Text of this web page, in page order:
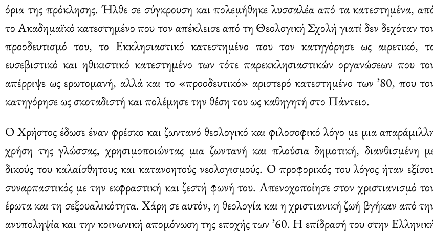
όρια της πρόκλησης. Ήλθε σε σύγκρουση και πολεμήθηκε λυσσαλέα από τα κατεστημένα,
το Ακαδημαϊκό κατεστημένο που τον απέκλεισε από τη Θεολογική Σχολή γιατί δεν δεχόταν
προοδευτισμό του, το Εκκλησιαστικό κατεστημένο που τον κατηγόρησε ως αιρετικό,
ευσεβιστικό και ηθικιστικό κατεστημένο των τότε παρεκκλησιαστικών οργανώσεων που
απέρριψε ως ερωτομανή, αλλά και το «προοδευτικό» αριστερό κατεστημένο των ʼ80, που
κατηγόρησε ως σκοταδιστή και πολέμησε την θέση του ως καθηγητή στο Πάντειο.
Ο Χρήστος έδωσε έναν φρέσκο και ζωντανό θεολογικό και φιλοσοφικό λόγο με μια
χρήση της γλώσσας, χρησιμοποιώντας μια ζωντανή και πλούσια δημοτική, διανθισμένη
δικούς του καλαίσθητους και κατανοητούς νεολογισμούς. Ο προφορικός του λόγος ήταν
συναρπαστικός με την εκφραστική και ζεστή φωνή του. Απενοχοποίησε στον χριστιανισμό
έρωτα και τη σεξουαλικότητα. Χάρη σε αυτόν, η θεολογία και η χριστιανική ζωή βγήκαν από
ανυποληψία και την κοινωνική απομόνωση της εποχής των ʼ60. Η επίδρασή του στην